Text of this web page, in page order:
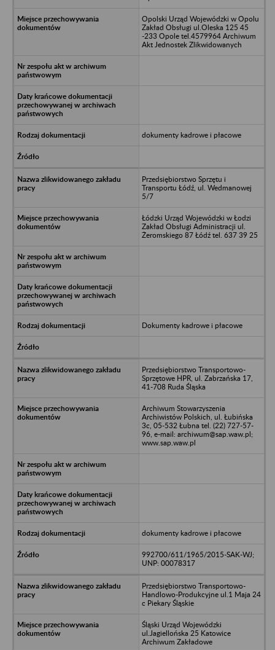
Opolski Urząd Wojewódzki w Opolu
Zakład Obsługi ul.Oleska 125 45
-233 Opole tel.4579964 Archiwum
Akt Jednostek Zlikwidowanych
dokumenty kadrowe i płacowe
Przedsiębiorstwo Sprzętu i
Transportu Łódź, ul. Wedmanowej
5/7
Łódzki Urząd Wojewódzki w Łodzi
Zakład Obsługi Administracji ul.
Żeromskiego 87 Łódź tel. 637 39 25
Dokumenty kadrowe i płacowe
Przedsiębiorstwo Transportowo-
Sprzętowe HPR, ul. Zabrzańska 17,
41-708 Ruda Śląska
Archiwum Stowarzyszenia
Archiwistów Polskich, ul. Łubińska
3c, 05-532 Łubna tel. (22) 727-57-
96, e-mail: archiwum@sap.waw.pl;
www.sap.waw.pl
dokumenty kadrowe i płacowe
992700/611/1965/2015-SAK-WJ;
UNP: 00078317
Przedsiębiorstwo Transportowo-
Handlowo-Produkcyjne ul.1 Maja 24
c Piekary Śląskie
Śląski Urząd Wojewódzki
ul.Jagiellońska 25 Katowice
Archiwum Zakładowe